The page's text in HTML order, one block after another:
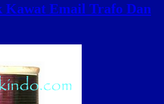
Kawat Email Trafo Dan